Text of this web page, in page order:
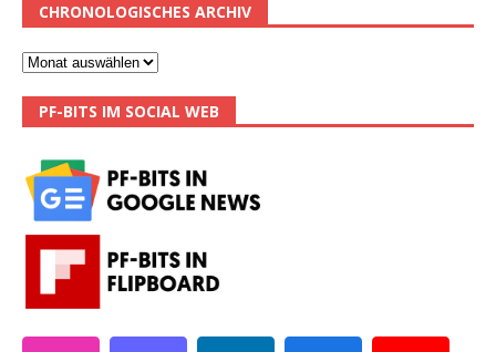
CHRONOLOGISCHES ARCHIV
PF-BITS IM SOCIAL WEB